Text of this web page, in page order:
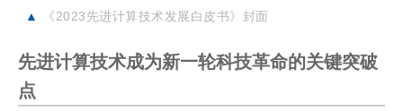
▲ 《2023先进计算技术发展白皮书》封面
先进计算技术成为新一轮科技革命的关键突破
点